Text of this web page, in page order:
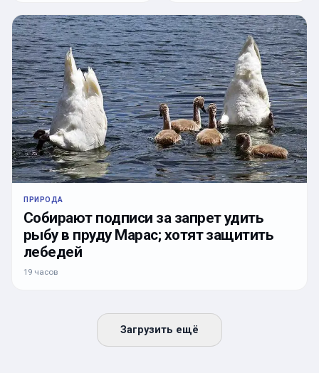
ПРИРОДА
Собирают подписи за запрет удить
рыбу в пруду Марас; хотят защитить
лебедей
19 часов
Загрузить ещё